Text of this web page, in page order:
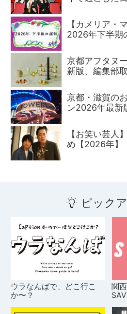
【カメリア・
2026年下半期
京都アフタヌ
新版、編集部
京都・滋賀の
ン2026年最新
【お笑い芸人
め【2026年】
ピック
ウラなんばで、どこ行こ
か〜？
関